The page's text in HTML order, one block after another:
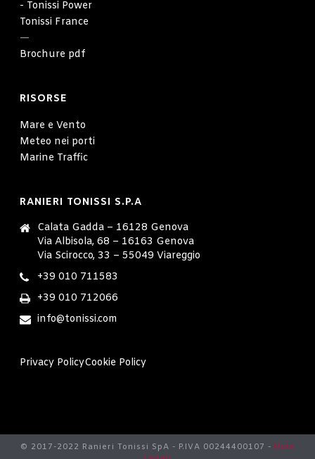
- Tonissi Power
Tonissi France
—
Brochure pdf
RISORSE
Mare e Vento
Meteo nei porti
Marine Traffic
RANIERI TONISSI S.P.A
Calata Gadda – 16128 Genova
Via Albisola, 68 – 16163 Genova
Via Scirocco, 33 – 55049 Viareggio
+39 010 711583
+39 010 712066
info@tonissi.com
Privacy PolicyCookie Policy
© 2017-2022 Ranieri Tonissi SpA - P.IVA 00244400107 - Note